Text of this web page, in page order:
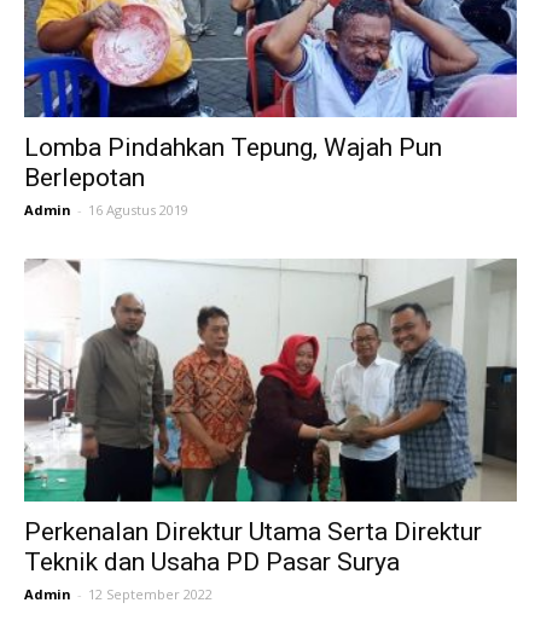
Lomba Pindahkan Tepung, Wajah Pun
Berlepotan
Admin - 16 Agustus 2019
Perkenalan Direktur Utama Serta Direktur
Teknik dan Usaha PD Pasar Surya
Admin - 12 September 2022